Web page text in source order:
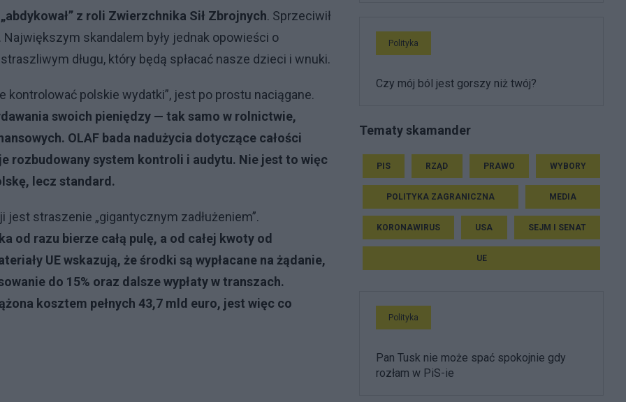
„abdykował” z roli Zwierzchnika Sił Zbrojnych. Sprzeciwił
skandalem były jednak opowieści o
długu, który będą spłacać nasze dzieci i wnuki.
kontrolować polskie wydatki”, jest po prostu naciągane.
swoich pieniędzy — tak samo w rolnictwie,
OLAF bada nadużycia dotyczące całości
rozbudowany system kontroli i audytu. Nie jest to więc
lecz standard.
straszenie „gigantycznym zadłużeniem”.
od razu bierze całą pulę, a od całej kwoty od
UE wskazują, że środki są wypłacane na żądanie,
do 15% oraz dalsze wypłaty w transzach.
kosztem pełnych 43,7 mld euro, jest więc co
Polityka
Czy mój ból jest gorszy niż twój?
Tematy skamander
PIS RZĄD PRAWO WYBORY
POLITYKA ZAGRANICZNA MEDIA
KORONAWIRUS USA SEJM I SENAT
UE
Polityka
Pan Tusk nie może spać spokojnie gdy
rozłam w PiS-ie